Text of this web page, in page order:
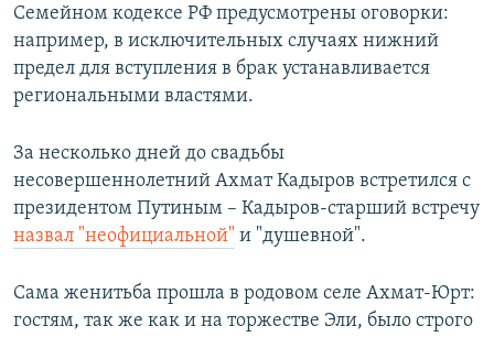
Семейном кодексе РФ предусмотрены оговорки:
например, в исключительных случаях нижний
предел для вступления в брак устанавливается
региональными властями.
За несколько дней до свадьбы
несовершеннолетний Ахмат Кадыров встретился с
президентом Путиным – Кадыров-старший встречу
назвал "неофициальной" и "душевной".
Сама женитьба прошла в родовом селе Ахмат-Юрт:
гостям, так же как и на торжестве Эли, было строго